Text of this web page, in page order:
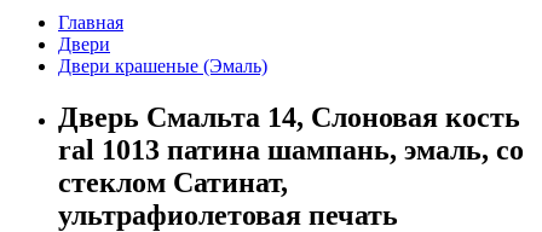
Главная
Двери
Двери крашеные (Эмаль)
Дверь Смальта 14, Слоновая кость
ral 1013 патина шампань, эмаль, со
стеклом Сатинат,
ультрафиолетовая печать